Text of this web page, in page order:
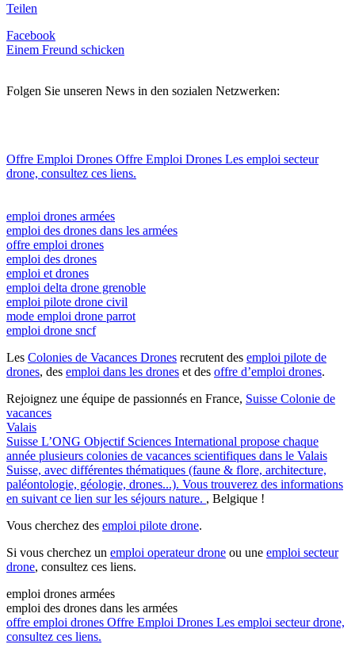
Teilen
Facebook
Einem Freund schicken
Folgen Sie unseren News in den sozialen Netzwerken:
Offre Emploi Drones Offre Emploi Drones Les emploi secteur
drone, consultez ces liens.
emploi drones armées
emploi des drones dans les armées
offre emploi drones
emploi des drones
emploi et drones
emploi delta drone grenoble
emploi pilote drone civil
mode emploi drone parrot
emploi drone sncf
Les Colonies de Vacances Drones recrutent des emploi pilote de
drones, des emploi dans les drones et des offre d’emploi drones.
Rejoignez une équipe de passionnés en France, Suisse Colonie de
vacances
Valais
Suisse L’ONG Objectif Sciences International propose chaque
année plusieurs colonies de vacances scientifiques dans le Valais
Suisse, avec différentes thématiques (faune & flore, architecture,
paléontologie, géologie, drones...). Vous trouverez des informations
en suivant ce lien sur les séjours nature. , Belgique !
Vous cherchez des emploi pilote drone.
Si vous cherchez un emploi operateur drone ou une emploi secteur
drone, consultez ces liens.
emploi drones armées
emploi des drones dans les armées
offre emploi drones Offre Emploi Drones Les emploi secteur drone,
consultez ces liens.